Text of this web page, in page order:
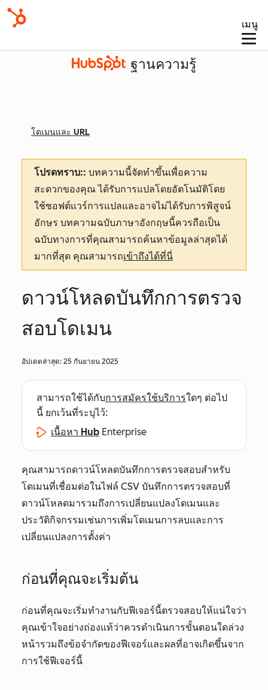
เมนู
ฐานความรู้
โดเมนและ URL
โปรดทราบ:: บทความนี้จัดทำขึ้นเพื่อความ
สะดวกของคุณได้รับการแปลโดยอัตโนมัติโดย
ใช้ซอฟต์แวร์การแปลและอาจไม่ได้รับการพิสูจน์
อักษร บทความฉบับภาษาอังกฤษนี้ควรถือเป็น
ฉบับทางการที่คุณสามารถค้นหาข้อมูลล่าสุดได้
มากที่สุด คุณสามารถเข้าถึงได้ที่นี่
ดาวน์โหลดบันทึกการตรวจ
สอบโดเมน
อัปเดตล่าสุด: 25 กันยายน 2025
สามารถใช้ได้กับการสมัครใช้บริการใดๆ ต่อไป
นี้ ยกเว้นที่ระบุไว้:
เนื้อหา Hub Enterprise
คุณสามารถดาวน์โหลดบันทึกการตรวจสอบสำหรับ
โดเมนที่เชื่อมต่อในไฟล์ CSV บันทึกการตรวจสอบที่
ดาวน์โหลดมารวมถึงการเปลี่ยนแปลงโดเมนและ
ประวัติกิจกรรมเช่นการเพิ่มโดเมนการลบและการ
เปลี่ยนแปลงการตั้งค่า
ก่อนที่คุณจะเริ่มต้น
ก่อนที่คุณจะเริ่มทำงานกับฟีเจอร์นี้ตรวจสอบให้แน่ใจว่า
คุณเข้าใจอย่างถ่องแท้ว่าควรดำเนินการขั้นตอนใดล่วง
หน้ารวมถึงข้อจำกัดของฟีเจอร์และผลที่อาจเกิดขึ้นจาก
การใช้ฟีเจอร์นี้